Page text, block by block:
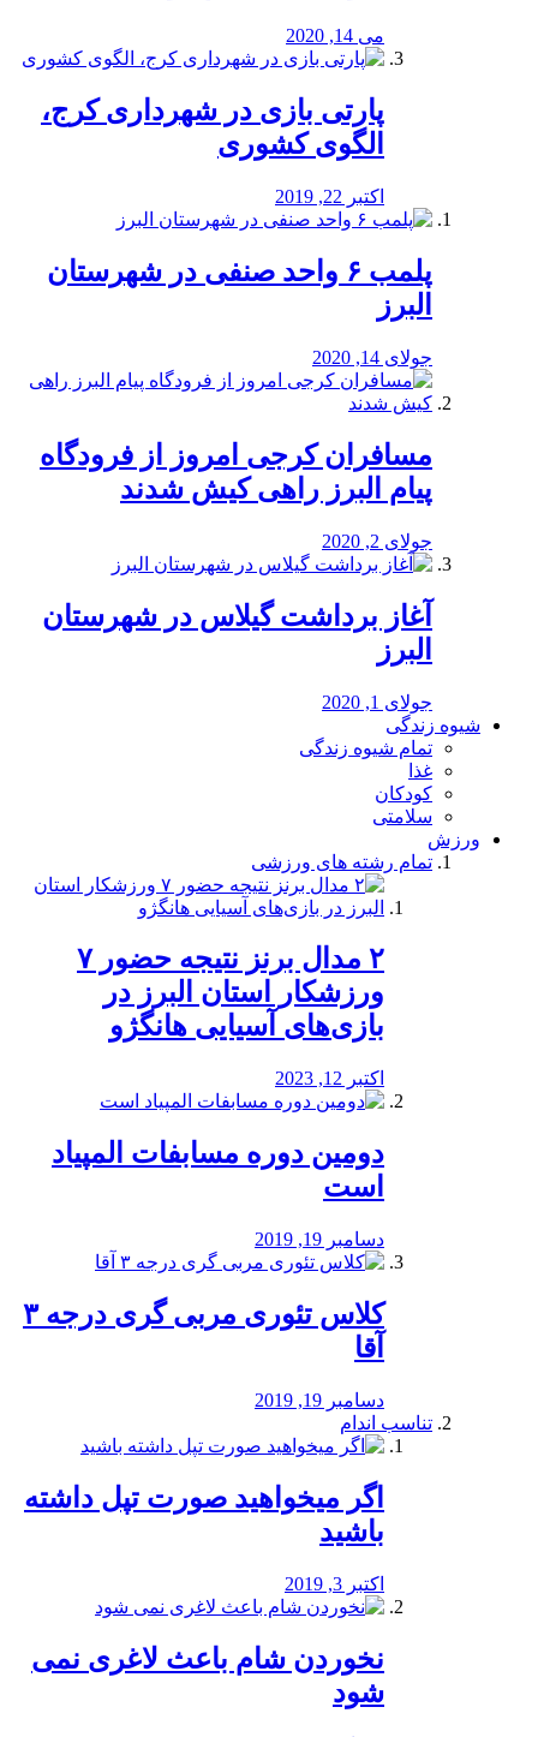
می 14, 2020
پارتی بازی در شهرداری کرج،
الگوی کشوری
اکتبر 22, 2019
پلمب ۶ واحد صنفی در شهرستان
البرز
جولای 14, 2020
مسافران کرجی امروز از فرودگاه
پیام البرز راهی کیش شدند
جولای 2, 2020
آغاز برداشت گیلاس در شهرستان
البرز
جولای 1, 2020
شیوه زندگی
تمام شیوه زندگی
غذا
کودکان
سلامتی
ورزش
تمام رشته های ورزشی
۲ مدال برنز نتیجه حضور ۷
ورزشکار استان البرز در
بازی‌های آسیایی هانگژو
اکتبر 12, 2023
دومین دوره مسابفات المپیاد
است
دسامبر 19, 2019
کلاس تئوری مربی گری درجه ۳
آقا
دسامبر 19, 2019
تناسب اندام
اگر میخواهید صورت تپل داشته
باشید
اکتبر 3, 2019
نخوردن شام باعث لاغری نمی
‌شود